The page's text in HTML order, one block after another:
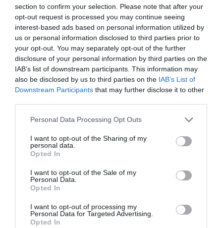
section to confirm your selection. Please note that after your
opt-out request is processed you may continue seeing
interest-based ads based on personal information utilized by
us or personal information disclosed to third parties prior to
your opt-out. You may separately opt-out of the further
disclosure of your personal information by third parties on the
IAB’s list of downstream participants. This information may
also be disclosed by us to third parties on the IAB’s List of
Downstream Participants that may further disclose it to other
Personal Data Processing Opt Outs
I want to opt-out of the Sharing of my
personal data.
Opted In
I want to opt-out of the Sale of my
Personal Data.
Opted In
I want to opt-out of processing my
Personal Data for Targeted Advertising.
Opted In
βλέπουμε, ή που δεν θέλουμε να παραδεχτούμε πως
βλέπουμε. Μας προκαλεί να αποδεχτούμε και να
συμφιλιωθούμε με το κτήνος που ο καθένας κρύβει
μέσα μας και τελικά, να κάνουμε την πρωτόγνωρη φύση
μας, δεύτερο κομμάτι του εαυτού μας το οποίο, δεν
έχει χαθεί χάριν του πολιτισμού και της εξέλιξης αλλά
αντίθετα, παραμονεύει για να ξεσπάσει βίαια,
απειλητικά και άγρια, και με όποιο κόστος.
κυκλοφορεί από τις εκδόσεις Μεταίχμιο.
Ακολουθήστε το Culturenow.gr στο Google News
μάθετε πρώτοι όλες τις ειδήσεις
Δείτε όλα τατελευταία νέαγια την Τέχνη και τον
Πολιτισμό στο
Νέοι Διαγωνισμοί❯